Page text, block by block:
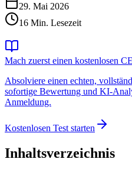
29. Mai 2026
16 Min. Lesezeit
Mach zuerst einen kostenlosen
Absolviere einen echten,
sofortige Bewertung und KI-
Anmeldung.
Kostenlosen Test starten
Inhaltsverzeichnis